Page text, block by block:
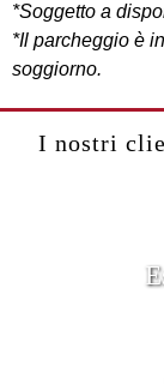
*Soggetto a
*Il parcheggio è
soggiorno.
I nostri